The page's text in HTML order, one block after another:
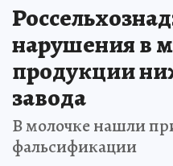
нарушения в
продукции
завода
В молочке нашли
фальсификации